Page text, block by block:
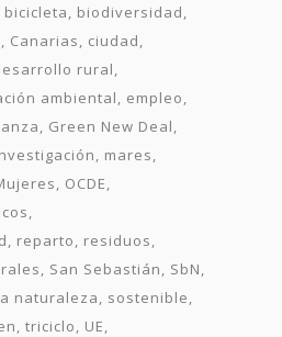
bicicleta
biodiversidad
Canarias
ciudad
rural
ambiental
empleo
Green New Deal
mares
OCDE
reparto
residuos
San Sebastián
SbN
naturaleza
sostenible
triciclo UE